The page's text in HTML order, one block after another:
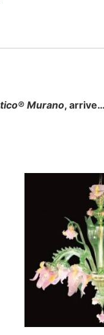
Murano, arrive…